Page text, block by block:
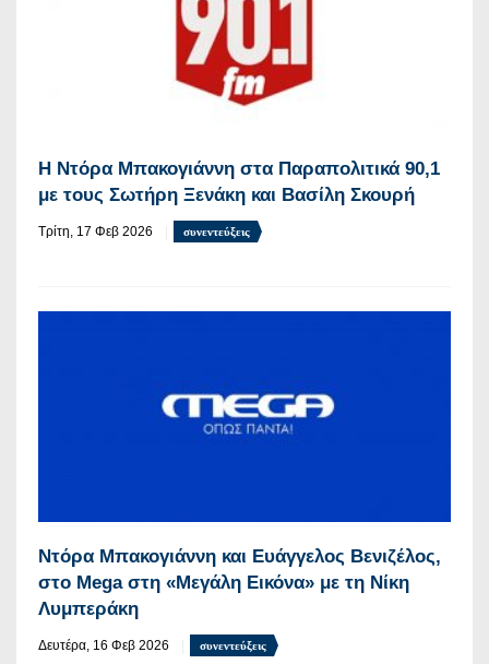
Η Ντόρα Μπακογιάννη στα Παραπολιτικά 90,1
με τους Σωτήρη Ξενάκη και Βασίλη Σκουρή
Τρίτη, 17 Φεβ 2026 συνεντεύξεις
Ντόρα Μπακογιάννη και Ευάγγελος Βενιζέλος,
στο Mega στη «Μεγάλη Εικόνα» με τη Νίκη
Λυμπεράκη
Δευτέρα, 16 Φεβ 2026 συνεντεύξεις